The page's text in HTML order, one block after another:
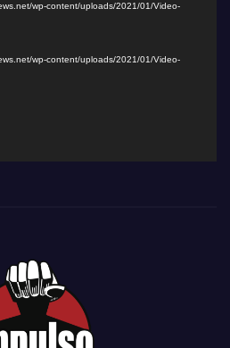
wp-content/uploads/2021/01/Video-
wp-content/uploads/2021/01/Video-